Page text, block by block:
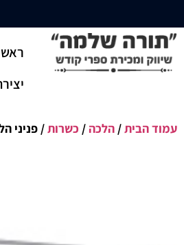
עמוד הבית/ הלכה/ כשרות/ פניני